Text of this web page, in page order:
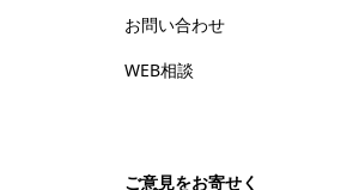
お問い合わせ
WEB相談
ご意見をお寄せく